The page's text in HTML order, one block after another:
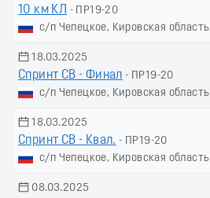
10 км КЛ
- ПР19-20
с/п Чепецкое, Кировская область
18.03.2025
Спринт СВ - Финал - ПР19-20
с/п Чепецкое, Кировская область
18.03.2025
Спринт СВ - Квал. - ПР19-20
с/п Чепецкое, Кировская область
08.03.2025